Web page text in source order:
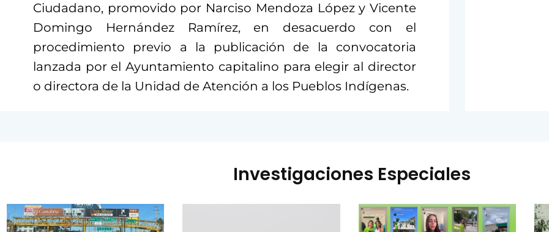
Ciudadano, promovido por Narciso Mendoza López y Vicente
Domingo Hernández Ramírez, en desacuerdo con el
procedimiento previo a la publicación de la convocatoria
lanzada por el Ayuntamiento capitalino para elegir al director
o directora de la Unidad de Atención a los Pueblos Indígenas.
Investigaciones Especiales